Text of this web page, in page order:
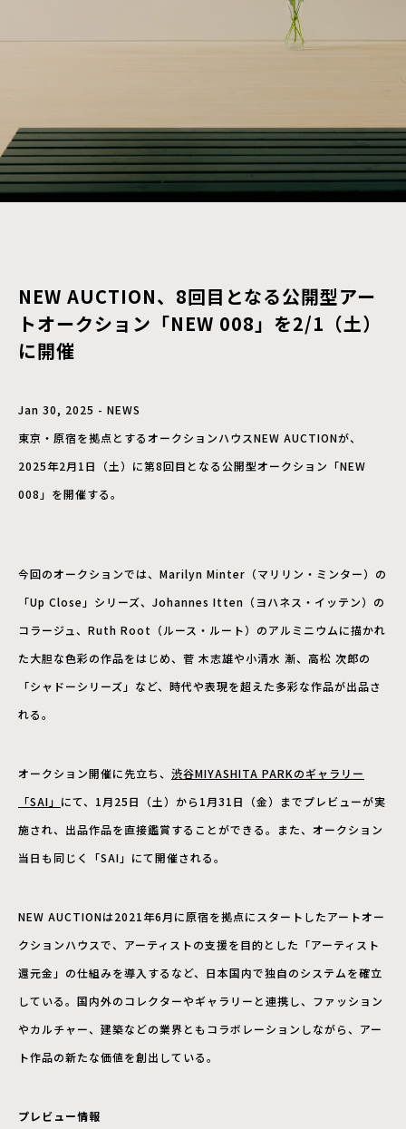
NEW AUCTION、8回目となる公開型アー
トオークション「NEW 008」を2/1（土）
に開催
Jan 30, 2025 - NEWS
東京・原宿を拠点とするオークションハウスNEW AUCTIONが、
2025年2月1日（土）に第8回目となる公開型オークション「NEW
008」を開催する。
今回のオークションでは、Marilyn Minter（マリリン・ミンター）の
「Up Close」シリーズ、Johannes Itten（ヨハネス・イッテン）の
コラージュ、Ruth Root（ルース・ルート）のアルミニウムに描かれ
た大胆な色彩の作品をはじめ、菅 木志雄や小清水 漸、高松 次郎の
「シャドーシリーズ」など、時代や表現を超えた多彩な作品が出品さ
れる。
オークション開催に先立ち、 渋谷MIYASHITA PARKのギャラリー
「SAI」 にて、1月25日（土）から1月31日（金）までプレビューが実
施され、出品作品を直接鑑賞することができる。また、オークション
当日も同じく「SAI」にて開催される。
NEW AUCTIONは2021年6月に原宿を拠点にスタートしたアートオー
クションハウスで、アーティストの支援を目的とした「アーティスト
還元金」の仕組みを導入するなど、日本国内で独自のシステムを確立
している。国内外のコレクターやギャラリーと連携し、ファッション
やカルチャー、建築などの業界ともコラボレーションしながら、アー
ト作品の新たな価値を創出している。
プレビュー情報